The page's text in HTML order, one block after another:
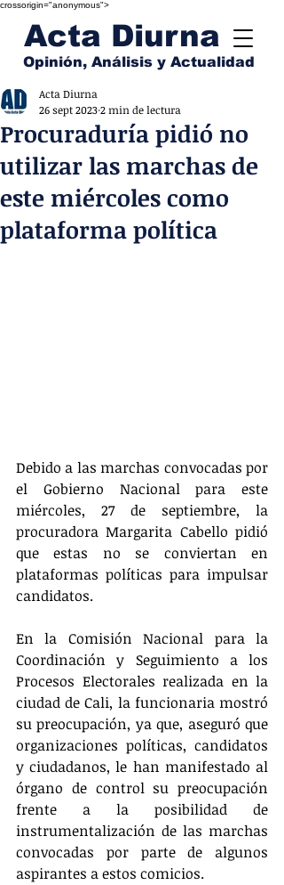
crossorigin="anonymous">
Acta Diurna
Opinión, Análisis y Actualidad
Procuraduría pidió no
utilizar las marchas de
este miércoles como
plataforma política
Acta Diurna
26 sept 20232 min de lectura
Debido a las marchas convocadas por
el Gobierno Nacional para este
miércoles, 27 de septiembre, la
procuradora Margarita Cabello pidió
que estas no se conviertan en
plataformas políticas para impulsar
candidatos.
En la Comisión Nacional para la
Coordinación y Seguimiento a los
Procesos Electorales realizada en la
ciudad de Cali, la funcionaria mostró
su preocupación, ya que, aseguró que
organizaciones políticas, candidatos
y ciudadanos, le han manifestado al
órgano de control su preocupación
frente a la posibilidad de
instrumentalización de las marchas
convocadas por parte de algunos
aspirantes a estos comicios.